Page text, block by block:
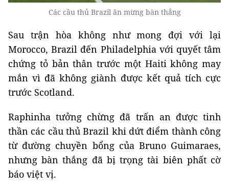
Các cầu thủ Brazil ăn mừng bàn thắng
Sau trận hòa không như mong đợi với lại
Morocco, Brazil đến Philadelphia với quyết tâm
chứng tỏ bản thân trước một Haiti không may
mắn vì đã không giành được kết quả tích cực
trước Scotland.
Raphinha tưởng chừng đã trấn an được tinh
thần các cầu thủ Brazil khi dứt điểm thành công
từ đường chuyền bổng của Bruno Guimaraes,
nhưng bàn thắng đã bị trọng tài biên phất cờ
báo việt vị.